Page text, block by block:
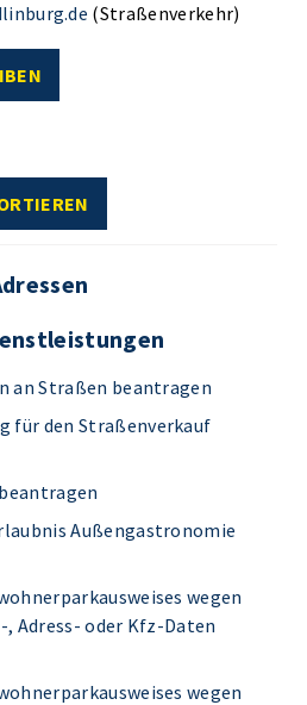
(Straßenverkehr)
an Straßen beantragen
für den Straßenverkauf
Außengastronomie
wegen
Adress- oder Kfz-Daten
wegen